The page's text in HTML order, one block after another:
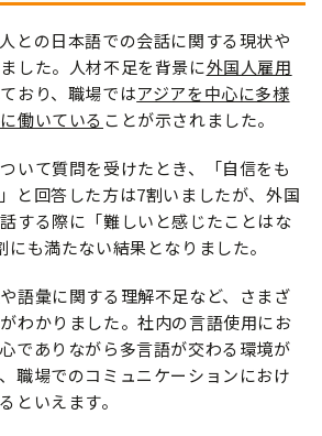
との日本語での会話に関する現状や
した。人材不足を背景に外国人雇用
おり、職場ではアジアを中心に多様
働いている ことが示されました。
いて質問を受けたとき、「自信をも
と回答した方は7割いましたが、外国
する際に「難しいと感じたことはな
も満たない結果となりました。
語彙に関する理解不足など、さまざ
わかりました。社内の言語使用にお
でありながら多言語が交わる環境が
職場でのコミュニケーションにおけ
といえます。